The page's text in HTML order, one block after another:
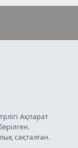
Ақпарат
сақталған.